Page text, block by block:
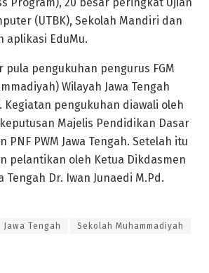
(UTBK), Sekolah Mandiri dan
aplikasi EduMu.
pula pengukuhan pengurus FGM
Wilayah Jawa Tengah
Kegiatan pengukuhan diawali oleh
Majelis Pendidikan Dasar
PNF PWM Jawa Tengah. Setelah itu
pelantikan oleh Ketua Dikdasmen
Tengah Dr. Iwan Junaedi M.Pd.
Jawa Tengah Sekolah Muhammadiyah